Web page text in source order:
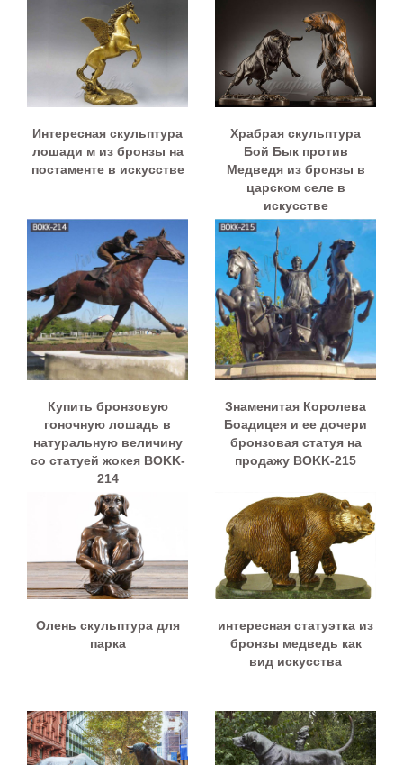
Интересная скульптура
лошади м из бронзы на
постаменте в искусстве
Храбрая скульптура
Бой Бык против
Медведя из бронзы в
царском селе в
искусстве
Купить бронзовую
гоночную лошадь в
натуральную величину
со статуей жокея BOKK-
214
Знаменитая Королева
Боадицея и ее дочери
бронзовая статуя на
продажу BOKK-215
Олень скульптура для
парка
интересная статуэтка из
бронзы медведь как
вид искусства